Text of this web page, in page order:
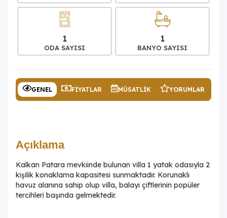
1
ODA SAYISI
1
BANYO SAYISI
GENEL FIYATLAR MÜSATLIK YORUMLAR
Açıklama
Kalkan Patara mevkiinde bulunan villa 1 yatak odasıyla 2
kişilik konaklama kapasitesi sunmaktadır. Korunaklı
havuz alanına sahip olup villa, balayı çiftlerinin popüler
tercihleri başında gelmektedir.